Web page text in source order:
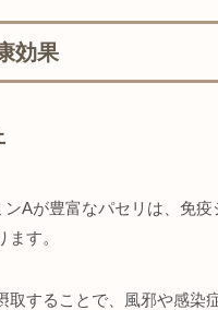
効果
ンAが豊富なパセリは、免疫
す。
取することで、風邪や感染